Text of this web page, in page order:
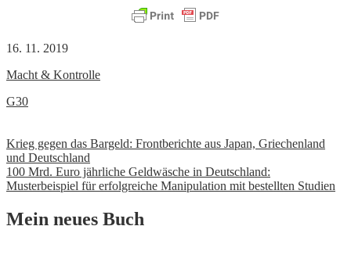
16. 11. 2019
Macht & Kontrolle
G30
Beitrags-
Navigation
Krieg gegen das Bargeld: Frontberichte aus Japan, Griechenland
und Deutschland
100 Mrd. Euro jährliche Geldwäsche in Deutschland:
Musterbeispiel für erfolgreiche Manipulation mit bestellten Studien
Mein neues Buch